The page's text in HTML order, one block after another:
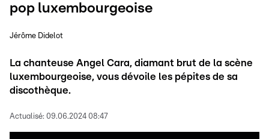
pop luxembourgeoise
Jérôme Didelot
La chanteuse Angel Cara, diamant brut de la scène
luxembourgeoise, vous dévoile les pépites de sa
discothèque.
Actualisé: 09.06.2024 08:47